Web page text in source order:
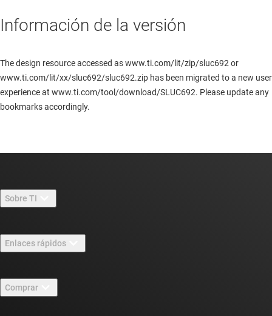
Información de la versión
The design resource accessed as www.ti.com/lit/zip/sluc692 or
www.ti.com/lit/xx/sluc692/sluc692.zip has been migrated to a new user
experience at www.ti.com/tool/download/SLUC692. Please update any
bookmarks accordingly.
Sobre TI
Carreras laborales
Sala de redacción
Enlaces rápidos
Foros de soporte de diseño de TI E2E™
Comprar